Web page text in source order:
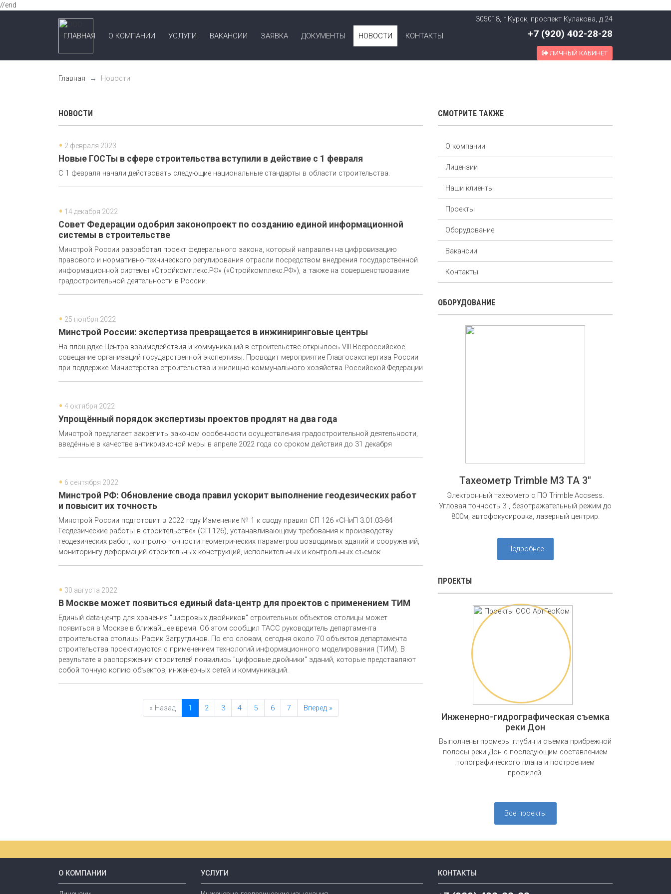
//end
305018, г.Курск, проспект Кулакова, д.24
+7 (920) 402-28-28
ЛИЧНЫЙ КАБИНЕТ
ГЛАВНАЯ О КОМПАНИИ УСЛУГИ ВАКАНСИИ ЗАЯВКА ДОКУМЕНТЫ НОВОСТИ КОНТАКТЫ
Главная Новости
НОВОСТИ
2 февраля 2023
Новые ГОСТы в сфере строительства вступили в действие с 1 февраля
С 1 февраля начали действовать следующие национальные стандарты в области строительства.
14 декабря 2022
Совет Федерации одобрил законопроект по созданию единой информационной
системы в строительстве
Минстрой России разработал проект федерального закона, который направлен на цифровизацию
правового и нормативно-технического регулирования отрасли посредством внедрения государственной
информационной системы «Стройкомплекс.РФ» («Стройкомплекс.РФ»), а также на совершенствование
градостроительной деятельности в России.
25 ноября 2022
Минстрой России: экспертиза превращается в инжиниринговые центры
На площадке Центра взаимодействия и коммуникаций в строительстве открылось VIII Всероссийское
совещание организаций государственной экспертизы. Проводит мероприятие Главгосэкспертиза России
при поддержке Министерства строительства и жилищно-коммунального хозяйства Российской Федерации
4 октября 2022
Упрощённый порядок экспертизы проектов продлят на два года
Минстрой предлагает закрепить законом особенности осуществления градостроительной деятельности,
введённые в качестве антикризисной меры в апреле 2022 года со сроком действия до 31 декабря
6 сентября 2022
Минстрой РФ: Обновление свода правил ускорит выполнение геодезических работ
и повысит их точность
Минстрой России подготовит в 2022 году Изменение № 1 к своду правил СП 126 «СНиП 3.01.03-84
Геодезические работы в строительстве» (СП 126), устанавливающему требования к производству
геодезических работ, контролю точности геометрических параметров возводимых зданий и сооружений,
мониторингу деформаций строительных конструкций, исполнительных и контрольных съемок.
30 августа 2022
В Москве может появиться единый data-центр для проектов с применением ТИМ
Единый data-центр для хранения "цифровых двойников" строительных объектов столицы может
появиться в Москве в ближайшее время. Об этом сообщил ТАСС руководитель департамента
строительства столицы Рафик Загрутдинов. По его словам, сегодня около 70 объектов департамента
строительства проектируются с применением технологий информационного моделирования (ТИМ). В
результате в распоряжении строителей появились "цифровые двойники" зданий, которые представляют
собой точную копию объектов, инженерных сетей и коммуникаций.
« Назад 1 2 3 4 5 6 7 Вперед »
СМОТРИТЕ ТАКЖЕ
О компании
Лицензии
Наши клиенты
Проекты
Оборудование
Вакансии
Контакты
ОБОРУДОВАНИЕ
Тахеометр Trimble M3 TA 3"
Электронный тахеометр с ПО Trimble Accsess.
Угловая точность 3", безотражательный режим до
800м, автофокусировка, лазерный центрир.
Подробнее
ПРОЕКТЫ
Инженерно-гидрографическая съемка
реки Дон
Выполнены промеры глубин и съемка прибрежной
полосы реки Дон с последующим составлением
топографического плана и построением
профилей.
Все проекты
О КОМПАНИИ УСЛУГИ КОНТАКТЫ